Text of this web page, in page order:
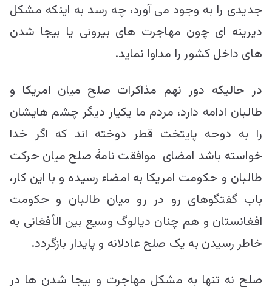
جدیدی را به وجود می آورد، چه رسد به اینکه مشکل
دیرینه ای چون مهاجرت های بیرونی یا بیجا شدن
های داخل کشور را مداوا نماید.
در حالیکه دور نهم مذاکرات صلح میان امریکا و
طالبان ادامه دارد، مردم ما یکیار دیگر چشم هایشان
را به دوحه پایتخت قطر دوخته اند که اگر خدا
خواسته باشد امضای موافقت نامۀ صلح میان حرکت
طالبان و حکومت امریکا به امضاء رسیده و با این کار،
باب گفتگوهای رو در رو میان طالبان و حکومت
افغانستان و هم چنان دیالوگ وسیع بین الأفغانی به
خاطر رسیدن به یک صلح عادلانه و پایدار بازگردد.
صلح نه تنها به مشکل مهاجرت و بیجا شدن ها در